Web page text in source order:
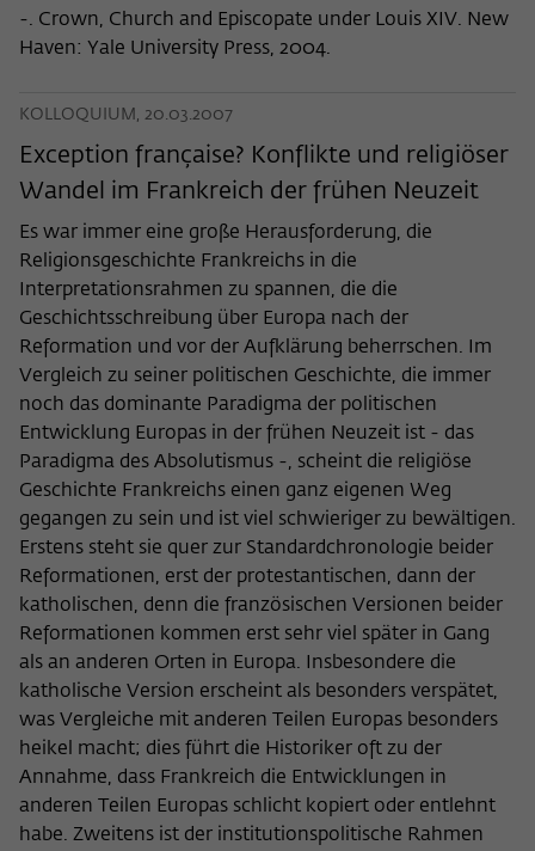
-. Crown, Church and Episcopate under Louis XIV. New
Haven: Yale University Press, 2004.
KOLLOQUIUM, 20.03.2007
Exception française? Konflikte und religiöser
Wandel im Frankreich der frühen Neuzeit
Es war immer eine große Herausforderung, die
Religionsgeschichte Frankreichs in die
Interpretationsrahmen zu spannen, die die
Geschichtsschreibung über Europa nach der
Reformation und vor der Aufklärung beherrschen. Im
Vergleich zu seiner politischen Geschichte, die immer
noch das dominante Paradigma der politischen
Entwicklung Europas in der frühen Neuzeit ist - das
Paradigma des Absolutismus -, scheint die religiöse
Geschichte Frankreichs einen ganz eigenen Weg
gegangen zu sein und ist viel schwieriger zu bewältigen.
Erstens steht sie quer zur Standardchronologie beider
Reformationen, erst der protestantischen, dann der
katholischen, denn die französischen Versionen beider
Reformationen kommen erst sehr viel später in Gang
als an anderen Orten in Europa. Insbesondere die
katholische Version erscheint als besonders verspätet,
was Vergleiche mit anderen Teilen Europas besonders
heikel macht; dies führt die Historiker oft zu der
Annahme, dass Frankreich die Entwicklungen in
anderen Teilen Europas schlicht kopiert oder entlehnt
habe. Zweitens ist der institutionspolitische Rahmen